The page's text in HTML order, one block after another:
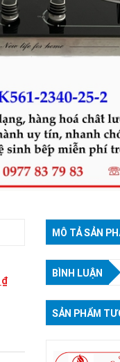
MÔ TẢ SẢN
BÌNH LUẬN
SẢN PHẨM
₫